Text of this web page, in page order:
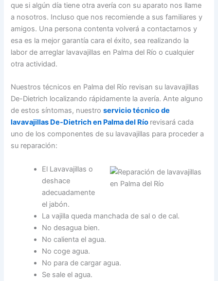
que si algún día tiene otra avería con su aparato nos llame
a nosotros. Incluso que nos recomiende a sus familiares y
amigos. Una persona contenta volverá a contactarnos y
esa es la mejor garantía cara el éxito, sea realizando la
labor de arreglar lavavajillas en Palma del Río o cualquier
otra actividad.
Nuestros técnicos en Palma del Río revisan su lavavajillas
De-Dietrich localizando rápidamente la avería. Ante alguno
de estos síntomas, nuestroservicio técnico de
lavavajillas De-Dietrich en Palma del Río revisará cada
uno de los componentes de su lavavajillas para proceder a
su reparación:
El Lavavajillas o
deshace
adecuadamente
el jabón.
La vajilla queda manchada de sal o de cal.
No desagua bien.
No calienta el agua.
No coge agua.
No para de cargar agua.
Se sale el agua.